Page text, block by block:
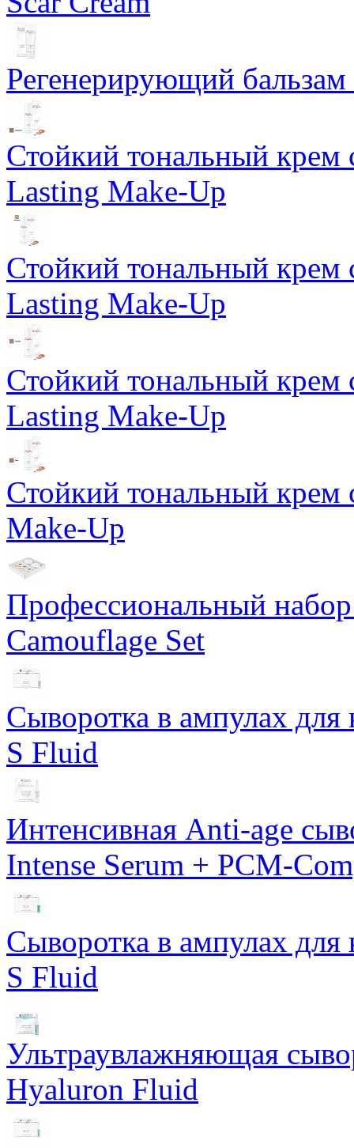
Регенерирующий
Стойкий тональный
Lasting Make-Up
Стойкий тональный
Lasting Make-Up
Стойкий тональный
Lasting Make-Up
Стойкий тональный
Make-Up
Профессиональный
Camouflage Set
Сыворотка в ампулах для
S Fluid
Интенсивная Anti-age
Intense Serum + PCM-
Сыворотка в ампулах для
S Fluid
Ультраувлажняющая
Hyaluron Fluid